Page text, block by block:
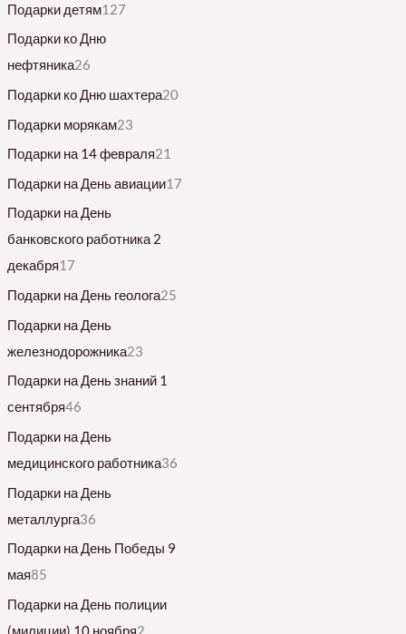
Подарки детям127
Подарки ко Дню
нефтяника26
Подарки ко Дню шахтера20
Подарки морякам23
Подарки на 14 февраля21
Подарки на День авиации17
Подарки на День
банковского работника 2
декабря17
Подарки на День геолога25
Подарки на День
железнодорожника23
Подарки на День знаний 1
сентября46
Подарки на День
медицинского работника36
Подарки на День
металлурга36
Подарки на День Победы 9
мая85
Подарки на День полиции
(милиции) 10 ноября2